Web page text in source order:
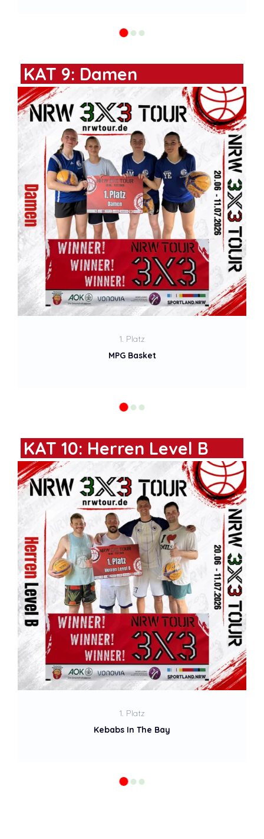
KAT 9: Damen
2. Platz
KAT 10: Herren Level B
Overtime
2. Platz